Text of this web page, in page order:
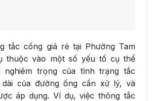
tắc cống giá rẻ tại Phường Tam
thuộc vào một số yếu tố cụ thể
nghiêm trọng của tình trạng tắc
dài của đường ống cần xử lý, và
áp dụng. Ví dụ, việc thông tắc